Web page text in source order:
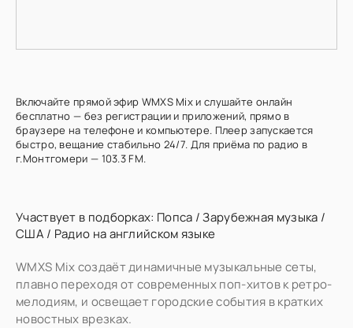
Включайте прямой эфир WMXS Mix и слушайте онлайн
бесплатно — без регистрации и приложений, прямо в
браузере на телефоне и компьютере. Плеер запускается
быстро, вещание стабильно 24/7. Для приёма по радио в
г.Монтгомери — 103.3 FM.
Участвует в подборках: Попса /Зарубежная музыка /
США / Радио на английском языке
WMXS Mix создаёт динамичные музыкальные сеты,
плавно переходя от современных поп-хитов к ретро-
мелодиям, и освещает городские события в кратких
новостных врезках.